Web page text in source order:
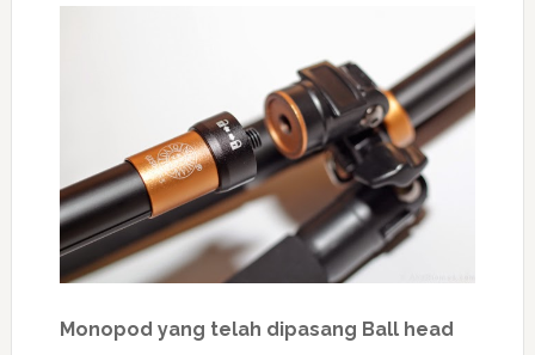
Monopod yang telah dipasang Ball head